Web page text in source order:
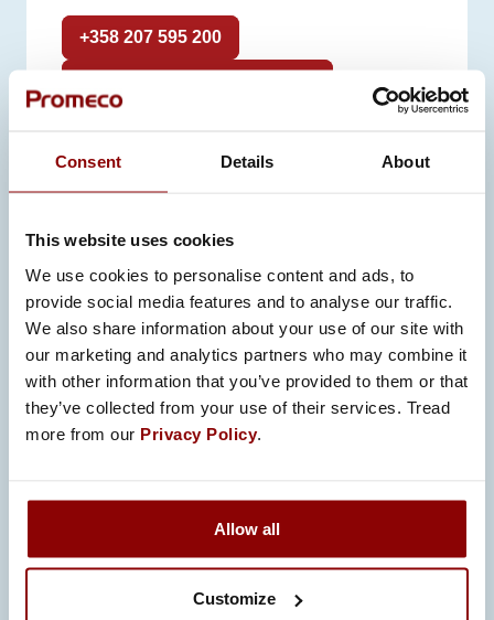
Consent Details About
This website uses cookies
We use cookies to personalise content and ads, to
provide social media features and to analyse our traffic.
We also share information about your use of our site with
our marketing and analytics partners who may combine it
with other information that you’ve provided to them or that
they’ve collected from your use of their services. Tread
more from our Privacy Policy.
Allow all
Customize
+358 207 595 200
VAASAN
Vaasan tuotantoyksikkö sijaitsee
Pohjoismaiden suurimmassa
energiateknologian keskittymässä.
Paikalliset yliopistot,
energiateknologiayritykset ja kunnat
koulutussektorilla.
Vaasan moderni ohutlevykoneisto
tuottaa mekaanisia kokoonpanoja